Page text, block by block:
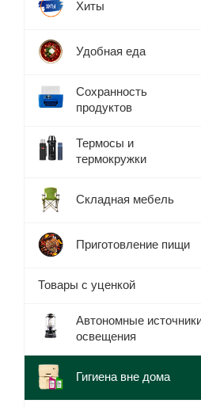
Хиты
Удобная еда
Сохранность
продуктов
Термосы и
термокружки
Складная мебель
Приготовление пищи
Товары с уценкой
Автономные
освещения
Гигиена вне дома